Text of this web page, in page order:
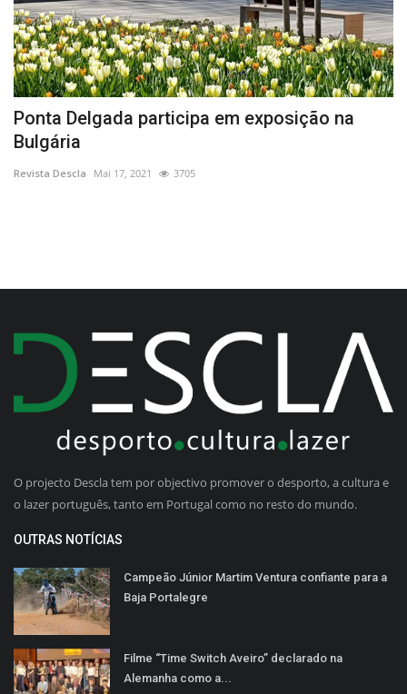
Ponta Delgada participa em exposição na
Bulgária
Revista Descla Mai 17, 2021 3705
O projecto Descla tem por objectivo promover o desporto, a cultura e
o lazer português, tanto em Portugal como no resto do mundo.
OUTRAS NOTÍCIAS
Campeão Júnior Martim Ventura confiante para a
Baja Portalegre
Filme “Time Switch Aveiro” declarado na
Alemanha como a...